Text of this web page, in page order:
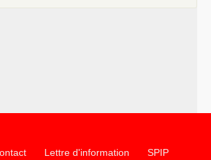
Lettre d'information SPIP